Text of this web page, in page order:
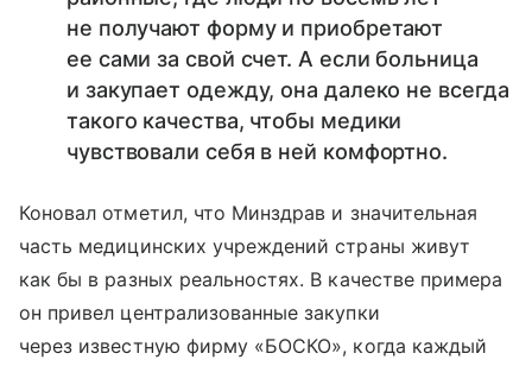
не получают форму и приобретают
ее сами за свой счет. А если больница
и закупает одежду, она далеко не всегда
такого качества, чтобы медики
чувствовали себя в ней комфортно.
Коновал отметил, что Минздрав и значительная
часть медицинских учреждений страны живут
как бы в разных реальностях. В качестве примера
он привел централизованные закупки
через известную фирму «БОСКО», когда каждый